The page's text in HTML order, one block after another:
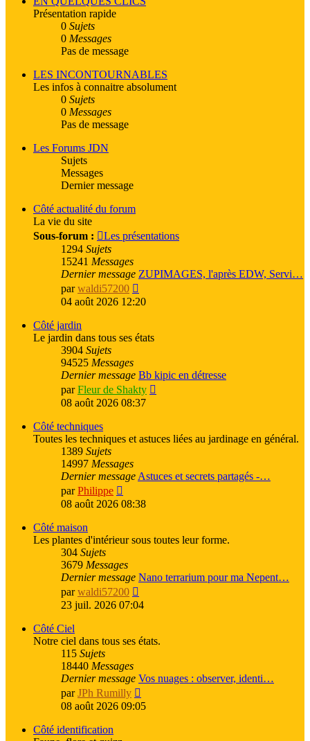
Présentation rapide
0 Sujets
0 Messages
Pas de message
LES INCONTOURNABLES
Les infos à connaitre absolument
0 Sujets
0 Messages
Pas de message
Les Forums JDN
Sujets
Messages
Dernier message
Côté actualité du forum
La vie du site
Sous-forum :
Les présentations
1294 Sujets
15241 Messages
Dernier message ZUPIMAGES, l'après EDW, Servi…
parwaldi57200
le
04 août 2026 12:20
Côté jardin
Le jardin dans tous ses états
3904 Sujets
94525 Messages
Dernier message Bb kipic en détresse
parFleur de Shakty
08 août 2026 08:37
Côté techniques
Toutes les techniques et astuces liées au jardinage en général.
1389 Sujets
14997 Messages
Dernier message Astuces et secrets partagés -…
parPhilippe
le
08 août 2026 08:38
Côté maison
Les plantes d'intérieur sous toutes leur forme.
304 Sujets
3679 Messages
Dernier message Nano terrarium pour ma Nepent…
parwaldi57200
le
23 juil. 2026 07:04
Côté Ciel
Notre ciel dans tous ses états.
115 Sujets
18440 Messages
Dernier message Vos nuages : observer, identi…
parJPh Rumilly
le
08 août 2026 09:05
Côté identification